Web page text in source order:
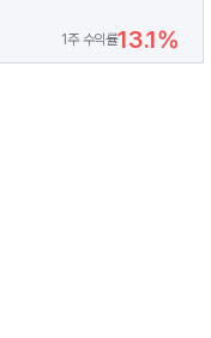
1주 수익률13.1%